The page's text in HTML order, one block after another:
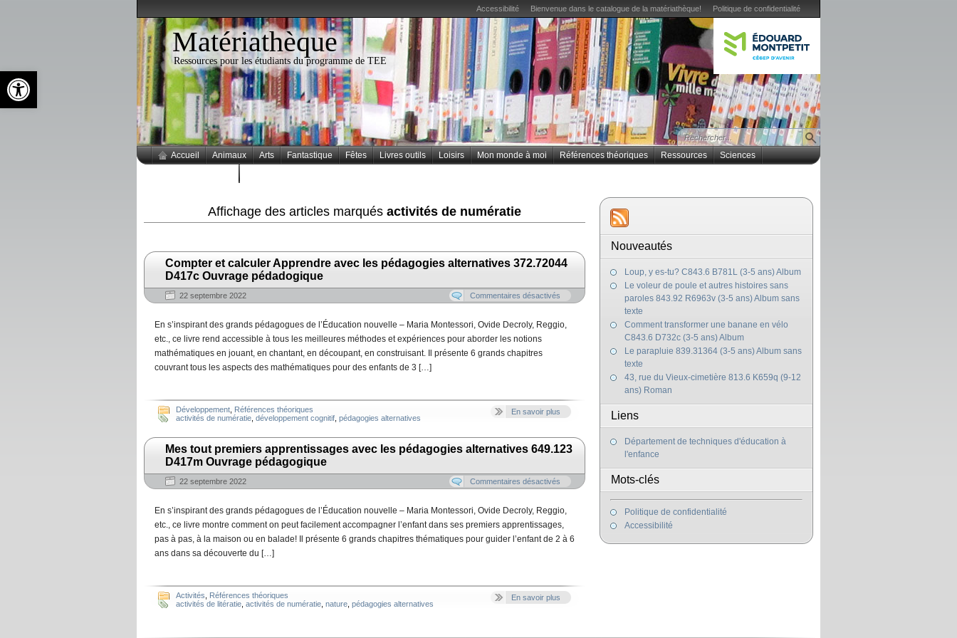
Ouvrir la barre d’outils
Accessibilité Bienvenue dans le catalogue de la matériathèque! Politique de confidentialité
Matériathèque
Ressources pour les étudiants du programme de TEE
Accueil Animaux Arts Fantastique Fêtes Livres outils Loisirs Mon monde à moi Références théoriques Ressources
Sciences
Affichage des articles marqués activités de numératie
Compter et calculer Apprendre avec les pédagogies alternatives 372.72044
D417c Ouvrage pédadogique
22 septembre 2022 Commentaires désactivés
En s’inspirant des grands pédagogues de l’Éducation nouvelle – Maria Montessori, Ovide Decroly, Reggio,
etc., ce livre rend accessible à tous les meilleures méthodes et expériences pour aborder les notions
mathématiques en jouant, en chantant, en découpant, en construisant. Il présente 6 grands chapitres
couvrant tous les aspects des mathématiques pour des enfants de 3 […]
Développement Références théoriques
activités de numératie développement cognitif pédagogies alternatives
En savoir plus
Mes tout premiers apprentissages avec les pédagogies alternatives 649.123
D417m Ouvrage pédagogique
22 septembre 2022 Commentaires désactivés
En s’inspirant des grands pédagogues de l’Éducation nouvelle – Maria Montessori, Ovide Decroly, Reggio,
etc., ce livre montre comment on peut facilement accompagner l’enfant dans ses premiers apprentissages,
pas à pas, à la maison ou en balade! Il présente 6 grands chapitres thématiques pour guider l’enfant de 2 à 6
ans dans sa découverte du […]
Activités
Références théoriques
activités de litératie activités de numératie nature pédagogies alternatives
En savoir plus
Nouveautés
Loup, y es-tu? C843.6 B781L (3-5 ans) Album
Le voleur de poule et autres histoires sans
paroles 843.92 R6963v (3-5 ans) Album sans
texte
Comment transformer une banane en vélo
C843.6 D732c (3-5 ans) Album
Le parapluie 839.31364 (3-5 ans) Album sans
texte
43, rue du Vieux-cimetière 813.6 K659q (9-12
ans) Roman
Liens
Département de techniques d'éducation à
l'enfance
Mots-clés
Politique de confidentialité
Accessibilité